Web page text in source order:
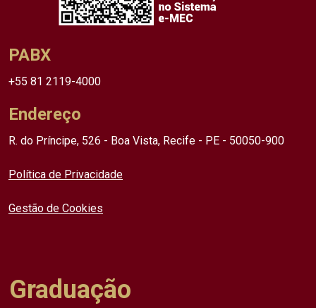
PABX
+55 81 2119-4000
Endereço
R. do Príncipe, 526 - Boa Vista, Recife - PE - 50050-900
Política de Privacidade
Gestão de Cookies
Graduação